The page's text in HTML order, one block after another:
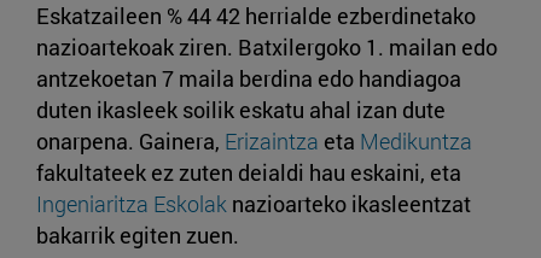
Eskatzaileen % 44 42 herrialde ezberdinetako
nazioartekoak ziren. Batxilergoko 1. mailan edo
antzekoetan 7 maila berdina edo handiagoa
duten ikasleek soilik eskatu ahal izan dute
onarpena. Gainera, Erizaintza eta Medikuntza
fakultateek ez zuten deialdi hau eskaini, eta
Ingeniaritza Eskolak nazioarteko ikasleentzat
bakarrik egiten zuen.